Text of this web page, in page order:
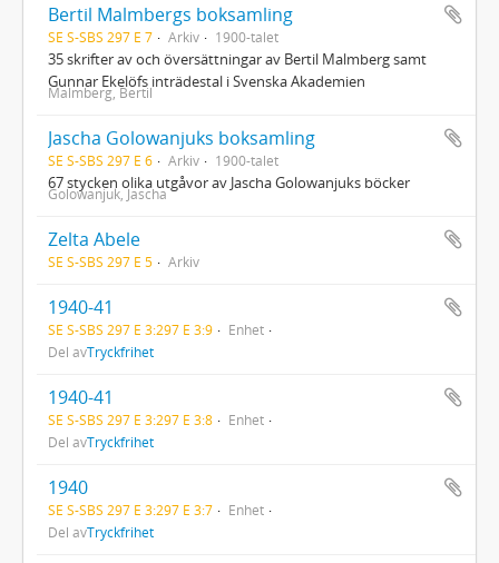
Bertil Malmbergs boksamling
SE S-SBS 297 E 7 Arkiv 1900-talet
35 skrifter av och översättningar av Bertil Malmberg samt
Gunnar Ekelöfs inträdestal i Svenska Akademien
Malmberg, Bertil
Jascha Golowanjuks boksamling
SE S-SBS 297 E 6 Arkiv 1900-talet
67 stycken olika utgåvor av Jascha Golowanjuks böcker
Golowanjuk, Jascha
Zelta Abele
SE S-SBS 297 E 5 Arkiv
1940-41
SE S-SBS 297 E 3:297 E 3:9
Enhet
Del avTryckfrihet
1940-41
SE S-SBS 297 E 3:297 E 3:8
Enhet
Del avTryckfrihet
1940
SE S-SBS 297 E 3:297 E 3:7
Enhet
Del avTryckfrihet